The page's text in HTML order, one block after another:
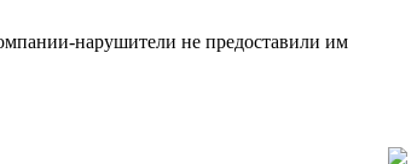
нарушители не предоставили им